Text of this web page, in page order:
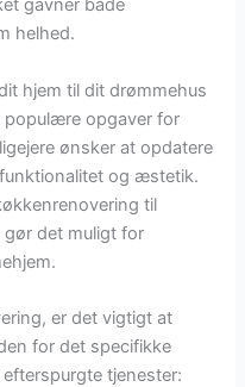
gavner både
helhed.
hjem til dit drømmehus
populære opgaver for
ønsker at opdatere
og æstetik.
til
det muligt for
er det vigtigt at
for det specifikke
tjenester: